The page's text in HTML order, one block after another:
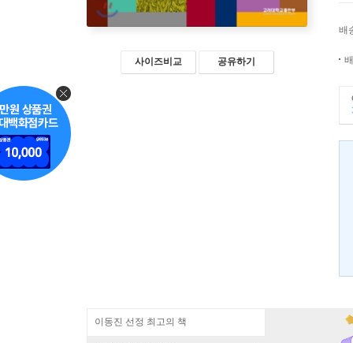
사이즈비교 공유하기
배
이동진 선정 최고의 책